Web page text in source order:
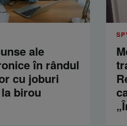
ale
în rândul
cu joburi
birou